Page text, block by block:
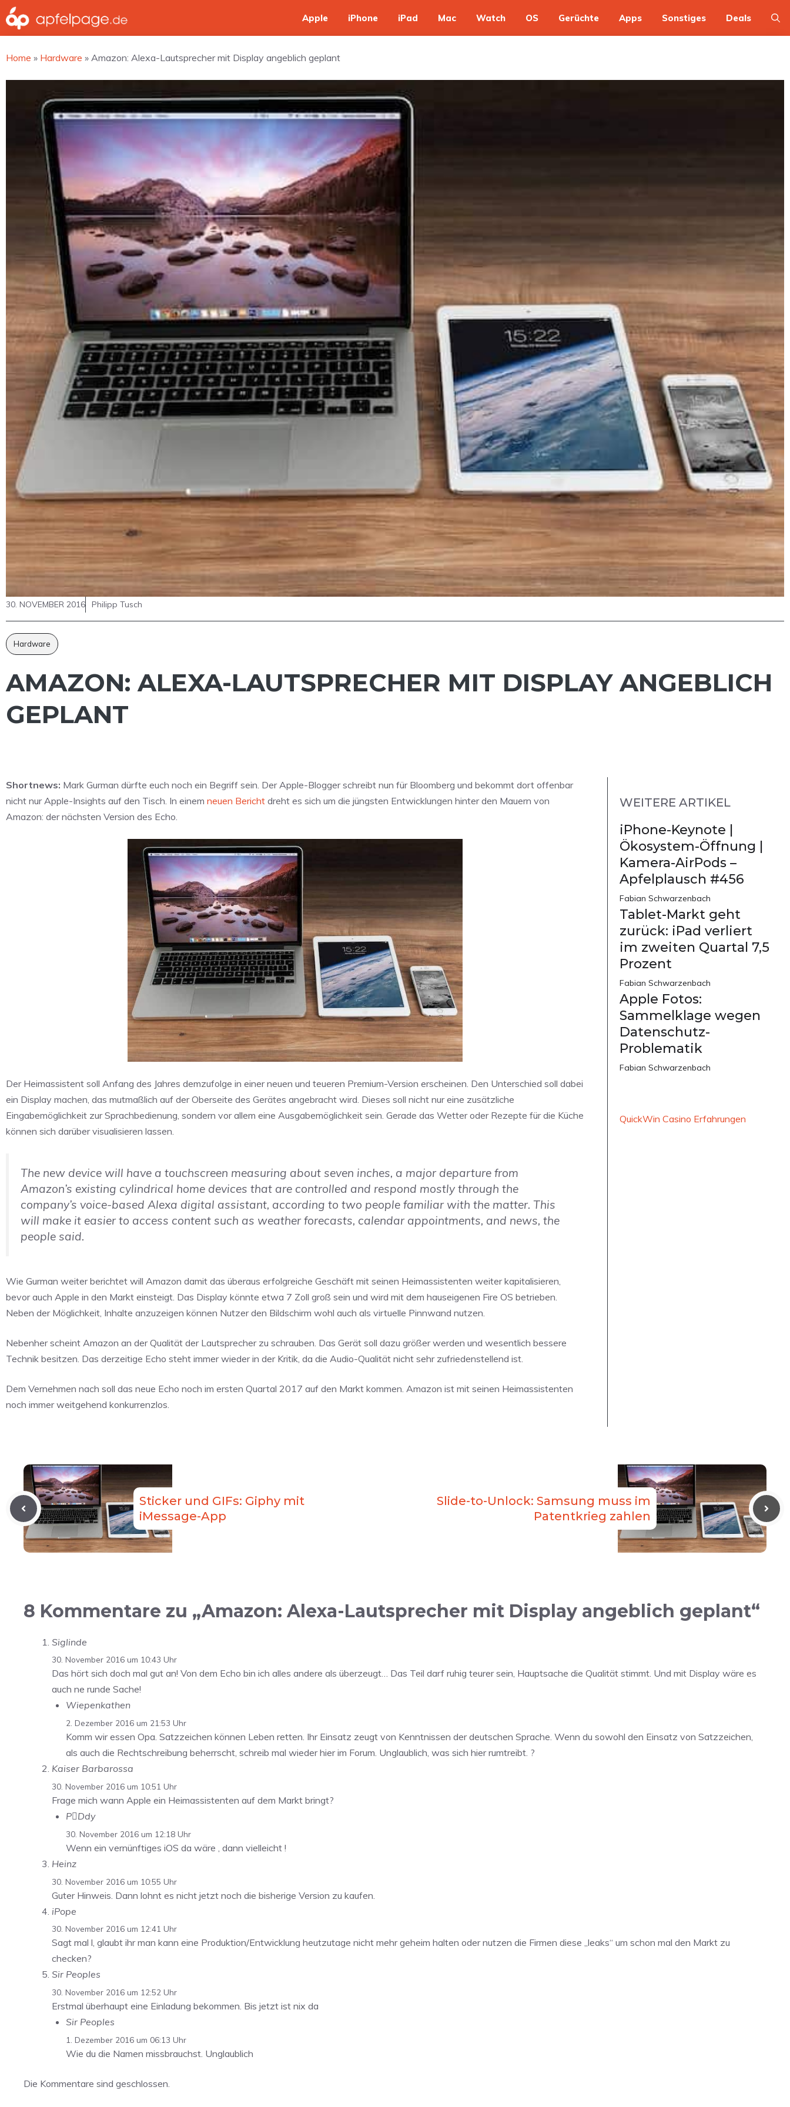
Zum
Inhalt
springen
Apple iPhone iPad Mac Watch OS Gerüchte Apps Sonstiges Deals
Home » Hardware » Amazon: Alexa-Lautsprecher mit Display angeblich geplant
30. NOVEMBER 2016 Philipp Tusch
Hardware
AMAZON: ALEXA-LAUTSPRECHER MIT DISPLAY ANGEBLICH
GEPLANT
Shortnews: Mark Gurman dürfte euch noch ein Begriff sein. Der Apple-Blogger schreibt nun für Bloomberg und bekommt dort offenbar
nicht nur Apple-Insights auf den Tisch. In einem neuen Bericht dreht es sich um die jüngsten Entwicklungen hinter den Mauern von
Amazon: der nächsten Version des Echo.
Der Heimassistent soll Anfang des Jahres demzufolge in einer neuen und teueren Premium-Version erscheinen. Den Unterschied soll dabei
ein Display machen, das mutmaßlich auf der Oberseite des Gerätes angebracht wird. Dieses soll nicht nur eine zusätzliche
Eingabemöglichkeit zur Sprachbedienung, sondern vor allem eine Ausgabemöglichkeit sein. Gerade das Wetter oder Rezepte für die Küche
können sich darüber visualisieren lassen.
The new device will have a touchscreen measuring about seven inches, a major departure from
Amazon’s existing cylindrical home devices that are controlled and respond mostly through the
company’s voice-based Alexa digital assistant, according to two people familiar with the matter. This
will make it easier to access content such as weather forecasts, calendar appointments, and news, the
people said.
Wie Gurman weiter berichtet will Amazon damit das überaus erfolgreiche Geschäft mit seinen Heimassistenten weiter kapitalisieren,
bevor auch Apple in den Markt einsteigt. Das Display könnte etwa 7 Zoll groß sein und wird mit dem hauseigenen Fire OS betrieben.
Neben der Möglichkeit, Inhalte anzuzeigen können Nutzer den Bildschirm wohl auch als virtuelle Pinnwand nutzen.
Nebenher scheint Amazon an der Qualität der Lautsprecher zu schrauben. Das Gerät soll dazu größer werden und wesentlich bessere
Technik besitzen. Das derzeitige Echo steht immer wieder in der Kritik, da die Audio-Qualität nicht sehr zufriedenstellend ist.
Dem Vernehmen nach soll das neue Echo noch im ersten Quartal 2017 auf den Markt kommen. Amazon ist mit seinen Heimassistenten
noch immer weitgehend konkurrenzlos.
WEITERE ARTIKEL
iPhone-Keynote |
Ökosystem-Öffnung |
Kamera-AirPods –
Apfelplausch #456
Fabian Schwarzenbach
Tablet-Markt geht
zurück: iPad verliert
im zweiten Quartal 7,5
Prozent
Fabian Schwarzenbach
Apple Fotos:
Sammelklage wegen
Datenschutz-
Problematik
Fabian Schwarzenbach
QuickWin Casino Erfahrungen
Sticker und GIFs: Giphy mit
iMessage-App
Slide-to-Unlock: Samsung muss im
Patentkrieg zahlen
8 Kommentare zu „Amazon: Alexa-Lautsprecher mit Display angeblich geplant“
Siglinde
30. November 2016 um 10:43 Uhr
Das hört sich doch mal gut an! Von dem Echo bin ich alles andere als überzeugt… Das Teil darf ruhig teurer sein, Hauptsache die Qualität stimmt. Und mit Display wäre es
auch ne runde Sache!
Wiepenkathen
2. Dezember 2016 um 21:53 Uhr
Komm wir essen Opa. Satzzeichen können Leben retten. Ihr Einsatz zeugt von Kenntnissen der deutschen Sprache. Wenn du sowohl den Einsatz von Satzzeichen,
als auch die Rechtschreibung beherrscht, schreib mal wieder hier im Forum. Unglaublich, was sich hier rumtreibt. ?
Kaiser Barbarossa
30. November 2016 um 10:51 Uhr
Frage mich wann Apple ein Heimassistenten auf dem Markt bringt?
PDdy
30. November 2016 um 12:18 Uhr
Wenn ein vernünftiges iOS da wäre , dann vielleicht !
Heinz
30. November 2016 um 10:55 Uhr
Guter Hinweis. Dann lohnt es nicht jetzt noch die bisherige Version zu kaufen.
iPope
30. November 2016 um 12:41 Uhr
Sagt mal l, glaubt ihr man kann eine Produktion/Entwicklung heutzutage nicht mehr geheim halten oder nutzen die Firmen diese „leaks“ um schon mal den Markt zu
checken?
Sir Peoples
30. November 2016 um 12:52 Uhr
Erstmal überhaupt eine Einladung bekommen. Bis jetzt ist nix da
Sir Peoples
1. Dezember 2016 um 06:13 Uhr
Wie du die Namen missbrauchst. Unglaublich
Die Kommentare sind geschlossen.